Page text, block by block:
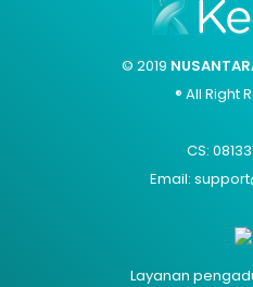
© 2019
® All Right
CS:
Email:
Layanan